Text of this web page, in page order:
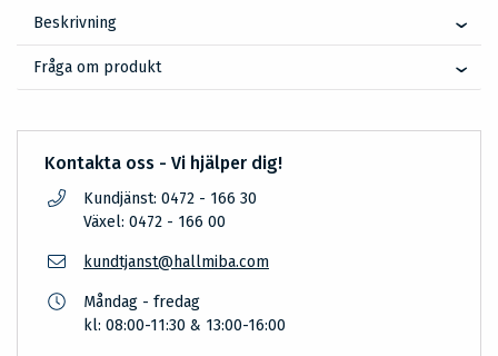
Beskrivning
Fråga om produkt
Kontakta oss - Vi hjälper dig!
Kundjänst: 0472 - 166 30
Växel: 0472 - 166 00
kundtjanst@hallmiba.com
Måndag - fredag
kl: 08:00-11:30 & 13:00-16:00